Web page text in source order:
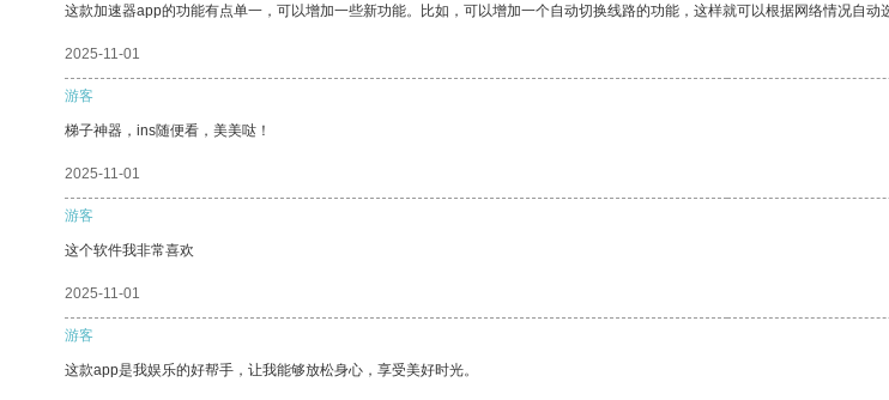
这款加速器app的功能有点单一，可以增加一些新功能。比如，可以增加一个自动切换线路的功能，这样就可以根据网络情况自动
2025-11-01
游客
梯子神器，ins随便看，美美哒！
2025-11-01
游客
这个软件我非常喜欢
2025-11-01
游客
这款app是我娱乐的好帮手，让我能够放松身心，享受美好时光。